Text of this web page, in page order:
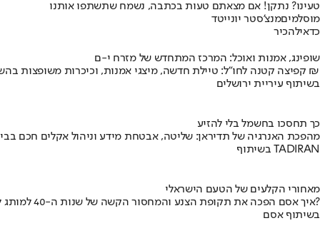
טעינו? נתקן! אם מצאתם טעות בכתבה, נשמח שתשתפו אותנו
מוסלמיםמנצ'סטר יונייטד
כדאילהכיר
שופינג, אמנות ואוכל: המרכז המתחדש של מזרח י-ם
קפיצה קטנה לחו"ל: טיילת חדשה, מיצגי אמנות, וכיכרות משופצות בהשקעה של 100 מיליון ₪
בשיתוף עיריית ירושלים
כך תחסכו בחשמל בלי להזיע
מהפכת האנרגיה של תדיראן: שליטה, אבטחת מידע וניהול אקלים חכם
בשיתוף TADIRAN
מאחורי הקלעים של הטעם הישראלי
איך אסם הפכה את תקופת הצנע והמחסור הקשה של שנות ה-40 למותג לאומי?
בשיתוף אסם